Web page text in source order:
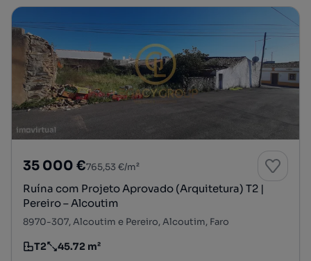
35 000 €765,53 €/m²
Ruína com Projeto Aprovado (Arquitetura) T2 |
Pereiro – Alcoutim
8970-307, Alcoutim e Pereiro, Alcoutim, Faro
Tipologia
T2
Preço por metro quadrado
45.72 m²